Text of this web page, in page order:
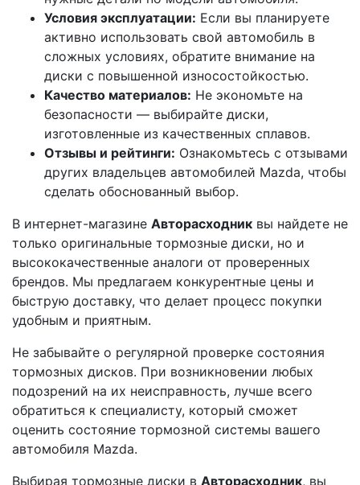
Условия эксплуатации: Если вы планируете
активно использовать свой автомобиль в
сложных условиях, обратите внимание на
диски с повышенной износостойкостью.
Качество материалов: Не экономьте на
безопасности — выбирайте диски,
изготовленные из качественных сплавов.
Отзывы и рейтинги: Ознакомьтесь с отзывами
других владельцев автомобилей Mazda, чтобы
сделать обоснованный выбор.
В интернет-магазине Авторасходник вы найдете не
только оригинальные тормозные диски, но и
высококачественные аналоги от проверенных
брендов. Мы предлагаем конкурентные цены и
быструю доставку, что делает процесс покупки
удобным и приятным.
Не забывайте о регулярной проверке состояния
тормозных дисков. При возникновении любых
подозрений на их неисправность, лучше всего
обратиться к специалисту, который сможет
оценить состояние тормозной системы вашего
автомобиля Mazda.
Выбирая тормозные диски в Авторасходник, вы